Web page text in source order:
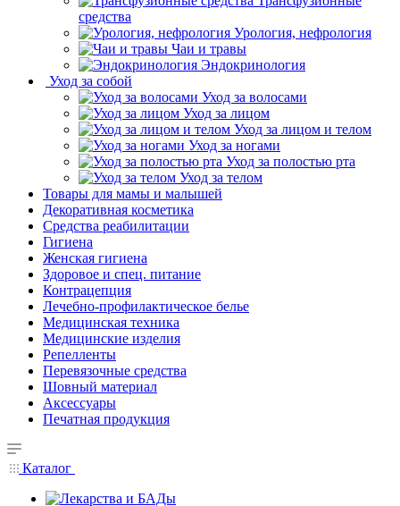
средства
Урология, нефрология
Чаи и травы
Эндокринология
Уход за собой
Уход за волосами
Уход за лицом
Уход за лицом и телом
Уход за ногами
Уход за полостью рта
Уход за телом
Товары для мамы и малышей
Декоративная косметика
Средства реабилитации
Гигиена
Женская гигиена
Здоровое и спец. питание
Контрацепция
Лечебно-профилактическое белье
Медицинская техника
Медицинские изделия
Репелленты
Перевязочные средства
Шовный материал
Аксессуары
Печатная продукция
Каталог